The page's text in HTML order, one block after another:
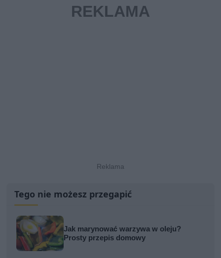
Tego nie możesz przegapić
Jak marynować warzywa w oleju?
Prosty przepis domowy